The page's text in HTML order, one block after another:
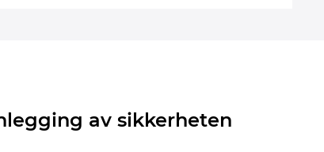
av sikkerheten